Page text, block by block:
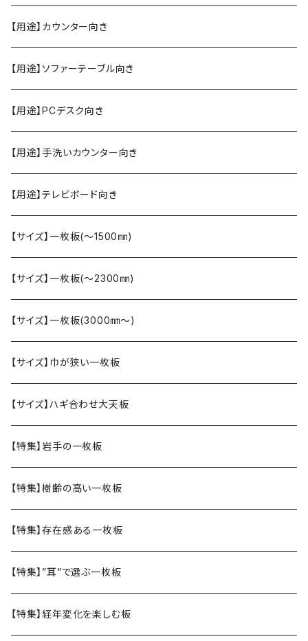
【用途】カウンター向き
【用途】ソファーテーブル向き
【用途】PCデスク向き
【用途】手洗いカウンター向き
【用途】テレビボード向き
【サイズ】一枚板(〜1500㎜)
【サイズ】一枚板(〜2300㎜)
【サイズ】一枚板(3000㎜〜)
【サイズ】巾が狭い一枚板
【サイズ】ハギ合わせ大天板
【特集】岩手の一枚板
【特集】樹齢の高い一枚板
【特集】存在感ある一枚板
【特集】”耳”で選ぶ一枚板
【特集】経年変化を楽しむ板